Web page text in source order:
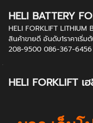
HELI BATTERY
HELI FORKLIFT
สินค้าขายดี อันดับ1ราคาเริ่
208-9500 086-367-
HELI FORKLIFT